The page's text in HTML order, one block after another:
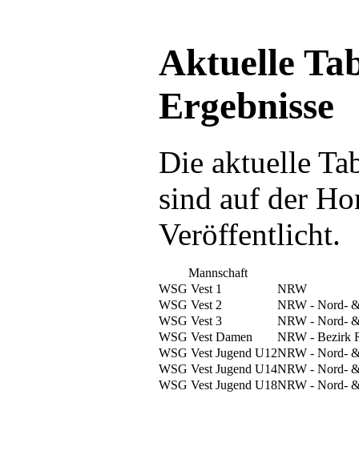
Aktuelle
Ergebnisse
Die aktuelle
sind auf der
Veröffentlicht.
Mannschaft
WSG Vest 1
NRW
WSG Vest 2
NRW - Nord-
WSG Vest 3
NRW - Nord-
WSG Vest Damen
NRW - Bezirk
WSG Vest Jugend U12NRW - Nord-
WSG Vest Jugend U14NRW - Nord-
WSG Vest Jugend U18NRW - Nord-